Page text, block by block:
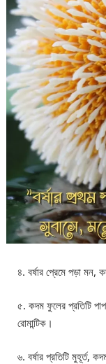
৪. বর্ষার প্রেমে পড়া
৫. কদম ফুলের প্রতিটি
রোমান্টিক।
৬. বর্ষার প্রতিটি মুহূর্ত,